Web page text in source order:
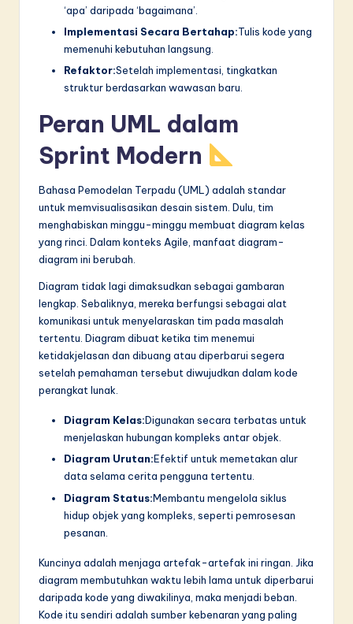
‘apa’ daripada ‘bagaimana’.
Implementasi Secara Bertahap:Tulis kode yang
memenuhi kebutuhan langsung.
Refaktor:Setelah implementasi, tingkatkan
struktur berdasarkan wawasan baru.
Peran UML dalam
Sprint Modern
Bahasa Pemodelan Terpadu (UML) adalah standar
untuk memvisualisasikan desain sistem. Dulu, tim
menghabiskan minggu-minggu membuat diagram kelas
yang rinci. Dalam konteks Agile, manfaat diagram-
diagram ini berubah.
Diagram tidak lagi dimaksudkan sebagai gambaran
lengkap. Sebaliknya, mereka berfungsi sebagai alat
komunikasi untuk menyelaraskan tim pada masalah
tertentu. Diagram dibuat ketika tim menemui
ketidakjelasan dan dibuang atau diperbarui segera
setelah pemahaman tersebut diwujudkan dalam kode
perangkat lunak.
Diagram Kelas:Digunakan secara terbatas untuk
menjelaskan hubungan kompleks antar objek.
Diagram Urutan:Efektif untuk memetakan alur
data selama cerita pengguna tertentu.
Diagram Status:Membantu mengelola siklus
hidup objek yang kompleks, seperti pemrosesan
pesanan.
Kuncinya adalah menjaga artefak-artefak ini ringan. Jika
diagram membutuhkan waktu lebih lama untuk diperbarui
daripada kode yang diwakilinya, maka menjadi beban.
Kode itu sendiri adalah sumber kebenaran yang paling